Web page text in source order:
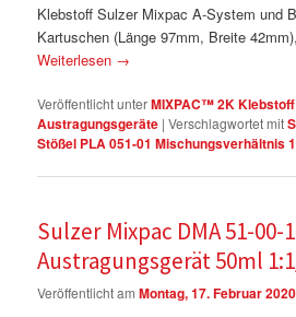
Klebstoff Sulzer Mixpac A-System und
Kartuschen (Länge 97mm, Breite
Weiterlesen →
Veröffentlicht unterMIXPAC™ 2K
Austragungsgeräte |Verschlagwortet mit
Stößel PLA 051-01 Mischungsverhältnis
Sulzer Mixpac DMA 51-00-
Austragungsgerät 50ml
Veröffentlicht amMontag, 17. Februar 2020